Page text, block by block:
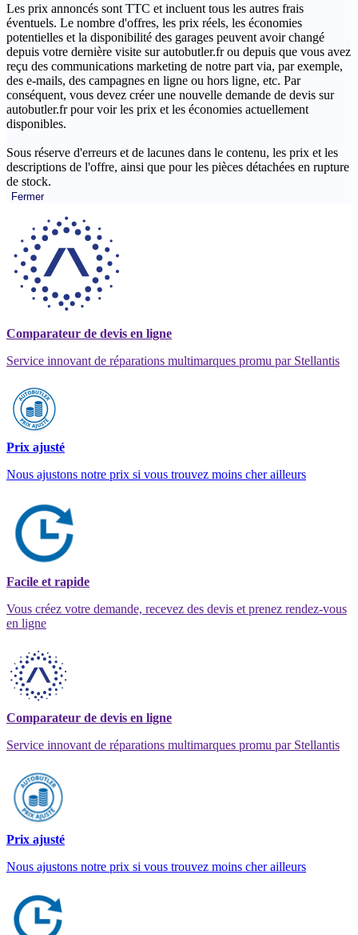
Les prix annoncés sont TTC et incluent tous les autres frais
éventuels. Le nombre d'offres, les prix réels, les économies
potentielles et la disponibilité des garages peuvent avoir changé
depuis votre dernière visite sur autobutler.fr ou depuis que vous avez
reçu des communications marketing de notre part via, par exemple,
des e-mails, des campagnes en ligne ou hors ligne, etc. Par
conséquent, vous devez créer une nouvelle demande de devis sur
autobutler.fr pour voir les prix et les économies actuellement
disponibles.
Sous réserve d'erreurs et de lacunes dans le contenu, les prix et les
descriptions de l'offre, ainsi que pour les pièces détachées en rupture
de stock.
Fermer
Comparateur de devis en ligne
Service innovant de réparations multimarques promu par Stellantis
Prix ajusté
Nous ajustons notre prix si vous trouvez moins cher ailleurs
Facile et rapide
Vous créez votre demande, recevez des devis et prenez rendez-vous
en ligne
Comparateur de devis en ligne
Service innovant de réparations multimarques promu par Stellantis
Prix ajusté
Nous ajustons notre prix si vous trouvez moins cher ailleurs